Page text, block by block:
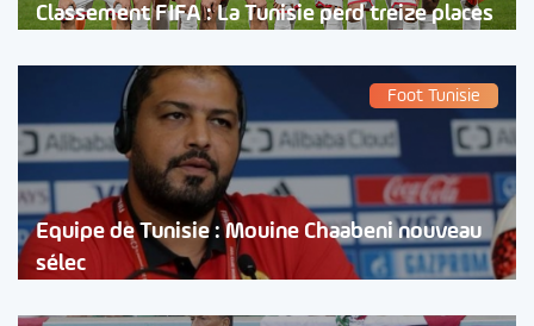
Classement FIFA : La Tunisie perd treize places
Foot Tunisie
Equipe de Tunisie : Mouine Chaabeni nouveau
sélec